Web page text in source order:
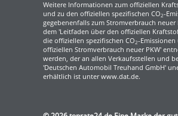
Weitere Informationen zum offiziellen
und zu den offiziellen spezifischen CO2-
gegebenenfalls zum Stromverbrauch neuer
dem 'Leitfaden über den offiziellen
die offiziellen spezifischen CO2-Emissionen
offiziellen Stromverbrauch neuer PKW'
werden, der an allen Verkaufsstellen und
'Deutschen Automobil Treuhand GmbH'
erhältlich ist unter www.dat.de.